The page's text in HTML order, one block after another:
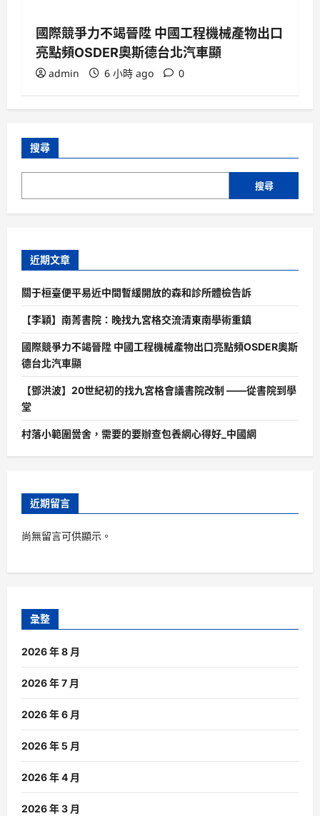
國際競爭力不竭晉陞 中國工程機械產物出口
亮點頻OSDER奧斯德台北汽車顯
admin 6 小時 ago 0
搜尋
搜尋
近期文章
關于桓臺便平易近中間暫緩開放的森和診所體檢告訴
【李穎】南菁書院：晚找九宮格交流清東南學術重鎮
國際競爭力不竭晉陞 中國工程機械產物出口亮點頻OSDER奧斯
德台北汽車顯
【鄧洪波】20世紀初的找九宮格會議書院改制 ——從書院到學
堂
村落小範圍黌舍，需要的要辦查包養網心得好_中國網
近期留言
尚無留言可供顯示。
彙整
2026 年 8 月
2026 年 7 月
2026 年 6 月
2026 年 5 月
2026 年 4 月
2026 年 3 月